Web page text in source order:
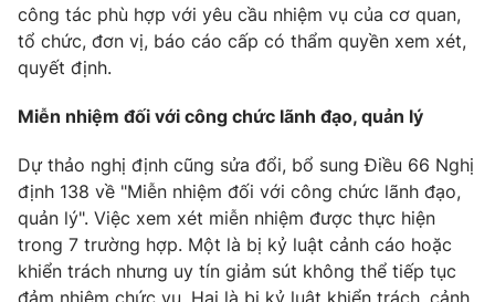
công tác phù hợp với yêu cầu nhiệm vụ của cơ quan,
tổ chức, đơn vị, báo cáo cấp có thẩm quyền xem xét,
quyết định.
Miễn nhiệm đối với công chức lãnh đạo, quản lý
Dự thảo nghị định cũng sửa đổi, bổ sung Điều 66 Nghị
định 138 về "Miễn nhiệm đối với công chức lãnh đạo,
quản lý". Việc xem xét miễn nhiệm được thực hiện
trong 7 trường hợp. Một là bị kỷ luật cảnh cáo hoặc
khiển trách nhưng uy tín giảm sút không thể tiếp tục
đảm nhiệm chức vụ. Hai là bị kỷ luật khiển trách, cảnh